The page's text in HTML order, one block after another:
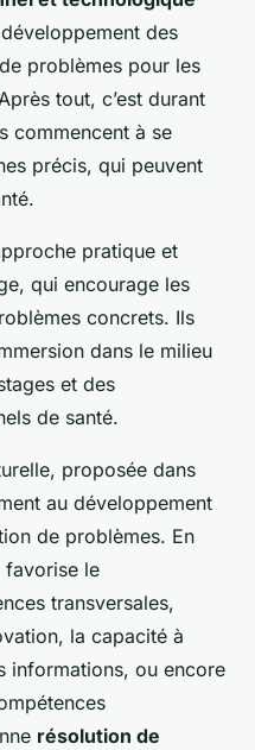
des
problèmes pour les
tout, c’est durant
commencent à se
précis, qui peuvent
pratique et
qui encourage les
concrets. Ils
dans le milieu
et des
de santé.
proposée dans
au développement
de problèmes. En
favorise le
transversales,
la capacité à
informations, ou encore
résolution de